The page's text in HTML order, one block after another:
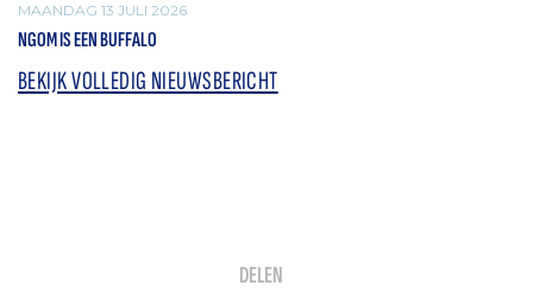
MAANDAG 13 JULI 2026
NGOM IS EEN BUFFALO
BEKIJK VOLLEDIG NIEUWSBERICHT
DELEN